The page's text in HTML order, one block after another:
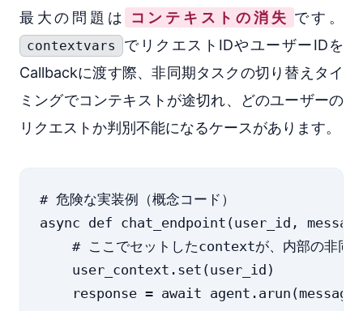
最大の問題は コンテキストの消失 です。
contextvars
でリクエストIDやユーザーIDを
Callbackに渡す際、非同期タスクの切り替えタイ
ミングでコンテキストが途切れ、どのユーザーの
リクエストか判別不能になるケースがあります。
# 危険な実装例（概念コード）
async def chat_endpoint(user_id,
# ここでセットしたcontextが、内部の非同
    user_context.set(user_id)
response = await agent.arun(message)